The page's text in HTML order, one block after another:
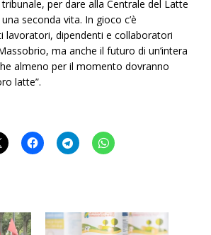
per dare alla Centrale del Latte
seconda vita. In gioco c’è
lavoratori, dipendenti e collaboratori
ma anche il futuro di un’intera
almeno per il momento dovranno
latte”.